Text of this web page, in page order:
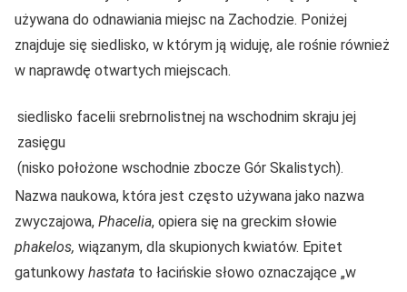
używana do odnawiania miejsc na Zachodzie. Poniżej
znajduje się siedlisko, w którym ją widuję, ale rośnie również
w naprawdę otwartych miejscach.
siedlisko facelii srebrnolistnej na wschodnim skraju jej
zasięgu
(nisko położone wschodnie zbocze Gór Skalistych).
Nazwa naukowa, która jest często używana jako nazwa
zwyczajowa, Phacelia, opiera się na greckim słowie
phakelos, wiązanym, dla skupionych kwiatów. Epitet
gatunkowy hastata to łacińskie słowo oznaczające „w